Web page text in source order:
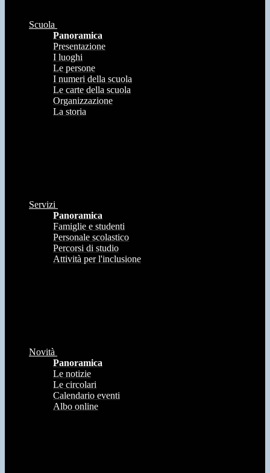
Scuola
Panoramica
Presentazione
I luoghi
Le persone
I numeri della scuola
Le carte della scuola
Organizzazione
La storia
Servizi
Panoramica
Famiglie e studenti
Personale scolastico
Percorsi di studio
Attività per l'inclusione
Novità
Panoramica
Le notizie
Le circolari
Calendario eventi
Albo online